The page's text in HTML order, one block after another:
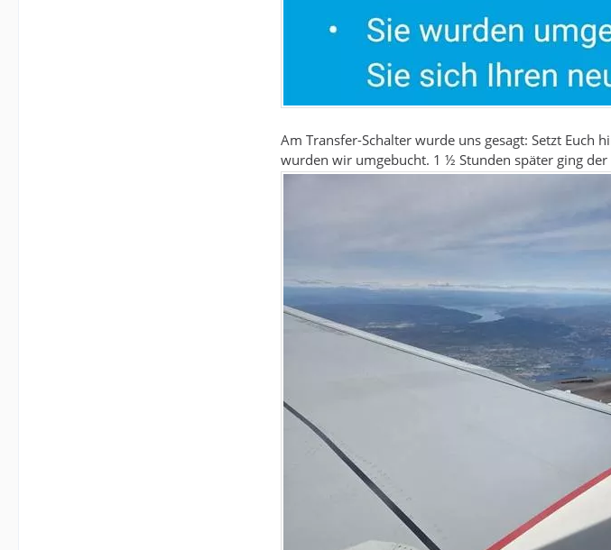
Am Transfer-Schalter wurde uns gesagt: Setzt Euch
wurden wir umgebucht. 1 ½ Stunden später ging der